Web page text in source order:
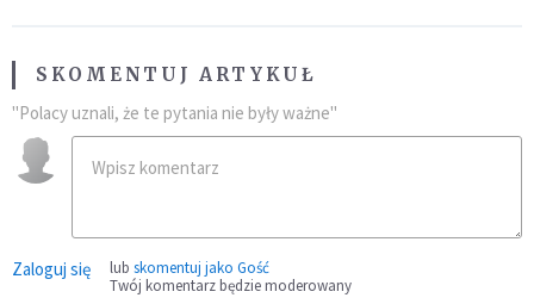
SKOMENTUJ ARTYKUŁ
"Polacy uznali, że te pytania nie były ważne"
Zaloguj się lub skomentuj jako Gość
Twój komentarz będzie moderowany